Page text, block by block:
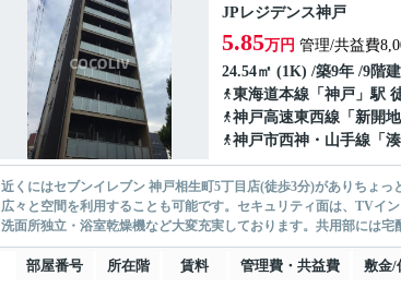
JPレジデンス神戸
5.85万円 管理/共益費
24.54㎡ (1K) /築9年 /9階建
東海道本線 「 神戸 」駅
神戸高速東西線 「 新開地
神戸市西神・山手線 「
近くにはセブンイレブン 神戸相生町5丁目店(徒歩3分)がありちょ
広々と空間を利用することも可能です。セキュリティ面は、TVイ
洗面所独立・浴室乾燥機など大変充実しております。共用部には
部屋番号 所在階 賃料 管理費・共益費 敷金/